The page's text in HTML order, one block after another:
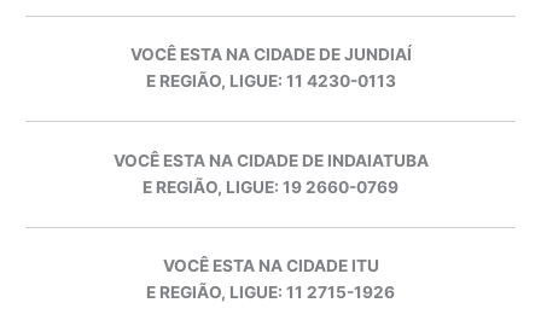
VOCÊ ESTA NA CIDADE DE JUNDIAÍ
E REGIÃO, LIGUE: 11 4230-0113
VOCÊ ESTA NA CIDADE DE INDAIATUBA
E REGIÃO, LIGUE: 19 2660-0769
VOCÊ ESTA NA CIDADE ITU
E REGIÃO, LIGUE: 11 2715-1926